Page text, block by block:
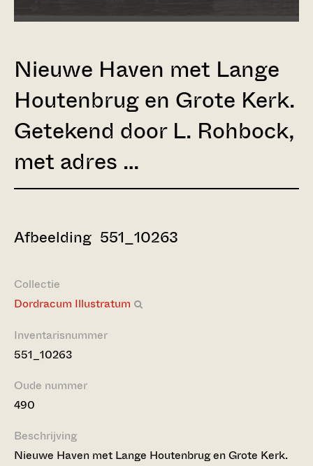
Nieuwe Haven met Lange
Houtenbrug en Grote Kerk.
Getekend door L. Rohbock,
met adres …
Afbeelding 551_10263
Collectie
Dordracum Illustratum
Inventarisnummer
551_10263
Oude nummer
490
Beschrijving
Nieuwe Haven met Lange Houtenbrug en Grote Kerk.